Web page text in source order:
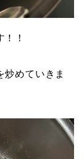
！
炒めていきま